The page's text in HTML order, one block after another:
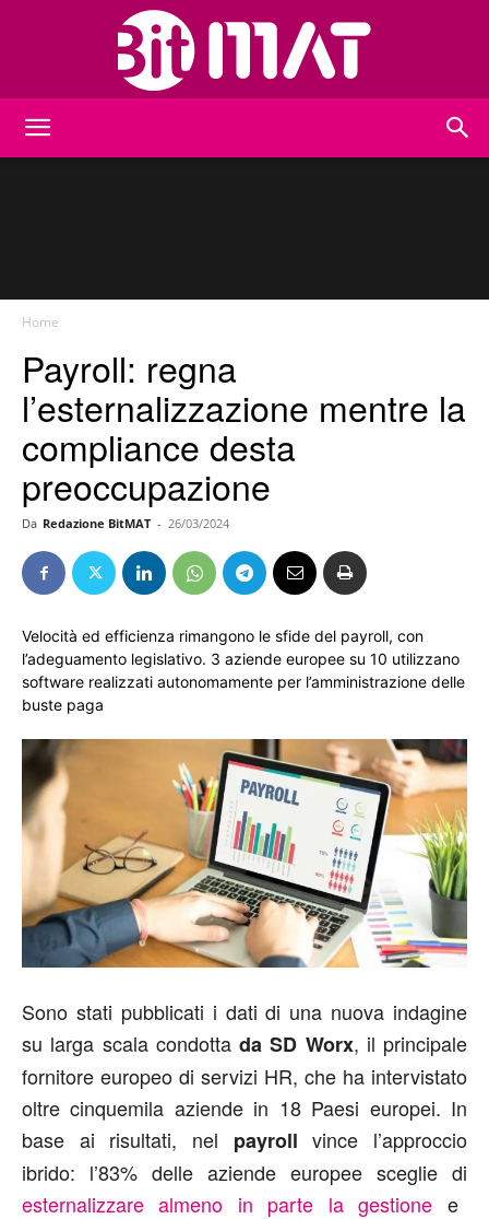
Home
Payroll: regna
l’esternalizzazione mentre la
compliance desta
preoccupazione
Da Redazione BitMAT - 26/03/2024
Velocità ed efficienza rimangono le sfide del payroll, con
l’adeguamento legislativo. 3 aziende europee su 10 utilizzano
software realizzati autonomamente per l’amministrazione delle
buste paga
Sono stati pubblicati i dati di una nuova indagine
su larga scala condotta da SD Worx, il principale
fornitore europeo di servizi HR, che ha intervistato
oltre cinquemila aziende in 18 Paesi europei. In
base ai risultati, nel payroll vince l’approccio
ibrido: l’83% delle aziende europee sceglie di
esternalizzare almeno in parte la gestione e